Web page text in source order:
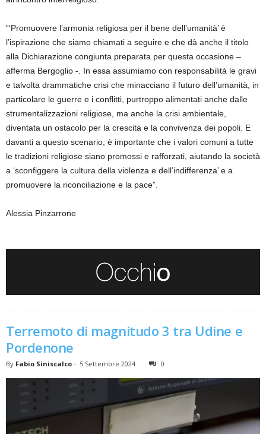
“‘Promuovere l’armonia religiosa per il bene dell’umanità’ è
l’ispirazione che siamo chiamati a seguire e che dà anche il titolo
alla Dichiarazione congiunta preparata per questa occasione –
afferma Bergoglio -. In essa assumiamo con responsabilità le gravi
e talvolta drammatiche crisi che minacciano il futuro dell’umanità, in
particolare le guerre e i conflitti, purtroppo alimentati anche dalle
strumentalizzazioni religiose, ma anche la crisi ambientale,
diventata un ostacolo per la crescita e la convivenza dei popoli. E
davanti a questo scenario, è importante che i valori comuni a tutte
le tradizioni religiose siano promossi e rafforzati, aiutando la società
a ‘sconfiggere la cultura della violenza e dell’indifferenza’ e a
promuovere la riconciliazione e la pace”.
Alessia Pinzarrone
Terremoto di magnitudo 3 tra Udine e
Pordenone
By Fabio Siniscalco - 5 Settembre 2024 0